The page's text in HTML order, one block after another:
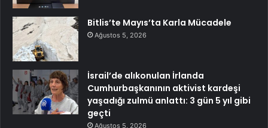
Bitlis’te Mayıs’ta Karla Mücadele
Ağustos 5, 2026
İsrail’de alıkonulan İrlanda
Cumhurbaşkanının aktivist kardeşi
yaşadığı zulmü anlattı: 3 gün 5 yıl gibi
geçti
Ağustos 5, 2026